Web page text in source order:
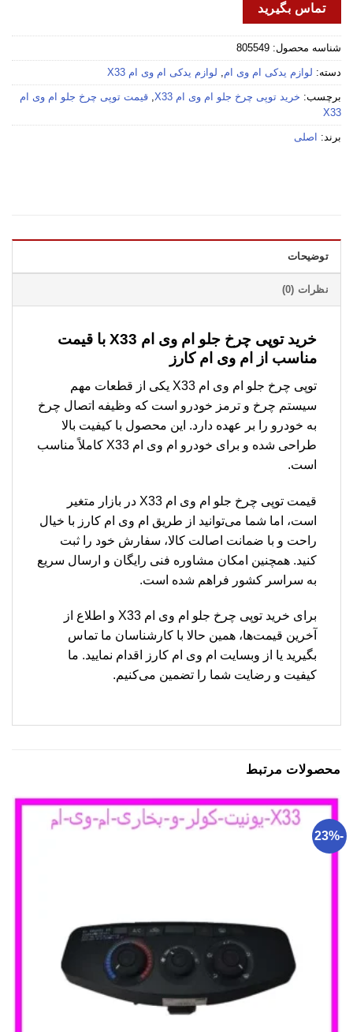
تماس بگیرید
شناسه محصول: 805549
دسته: لوازم یدکی ام وی ام, لوازم یدکی ام وی ام X33
برچسب: خرید توپی چرخ جلو ام وی ام X33 , قیمت توپی چرخ جلو ام وی ام
X33
برند: اصلی
توضیحات
نظرات (0)
خرید توپی چرخ جلو ام وی ام X33 با قیمت
مناسب از ام وی ام کارز
توپی چرخ جلو ام وی ام X33 یکی از قطعات مهم
سیستم چرخ و ترمز خودرو است که وظیفه اتصال چرخ
به خودرو را بر عهده دارد. این محصول با کیفیت بالا
طراحی شده و برای خودرو ام وی ام X33 کاملاً مناسب
است.
قیمت توپی چرخ جلو ام وی ام X33 در بازار متغیر
است، اما شما می‌توانید از طریق ام وی ام کارز با خیال
راحت و با ضمانت اصالت کالا، سفارش خود را ثبت
کنید. همچنین امکان مشاوره فنی رایگان و ارسال سریع
به سراسر کشور فراهم شده است.
برای خرید توپی چرخ جلو ام وی ام X33 و اطلاع از
آخرین قیمت‌ها، همین حالا با کارشناسان ما تماس
بگیرید یا از وبسایت ام وی ام کارز اقدام نمایید. ما
کیفیت و رضایت شما را تضمین می‌کنیم.
محصولات مرتبط
-23%